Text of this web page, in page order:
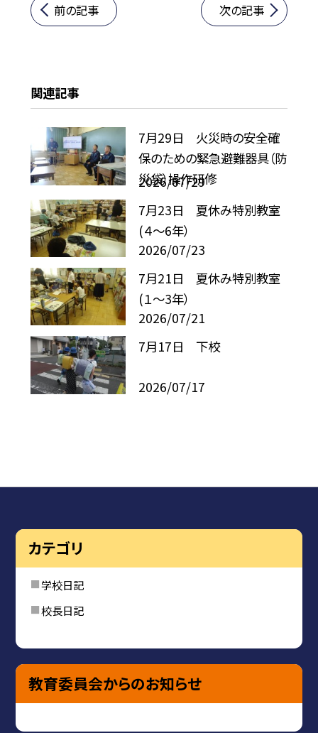
前の記事 次の記事
関連記事
7月29日 火災時の安全確
保のための緊急避難器具（防
災袋）操作研修
2026/07/29
7月23日 夏休み特別教室
(４～6年）
2026/07/23
7月21日 夏休み特別教室
(１～3年）
2026/07/21
7月17日 下校
2026/07/17
カテゴリ
学校日記
校長日記
教育委員会からのお知らせ